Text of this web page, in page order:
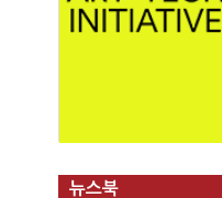
뉴스북